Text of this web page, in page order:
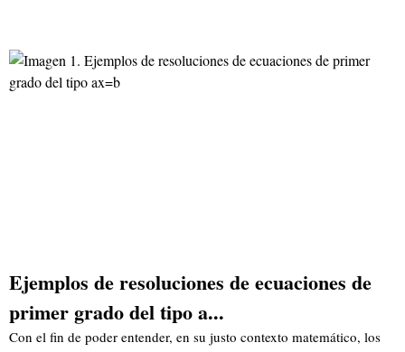
Ejemplos de resoluciones de ecuaciones de
primer grado del tipo a...
Con el fin de poder entender, en su justo contexto matemático, los